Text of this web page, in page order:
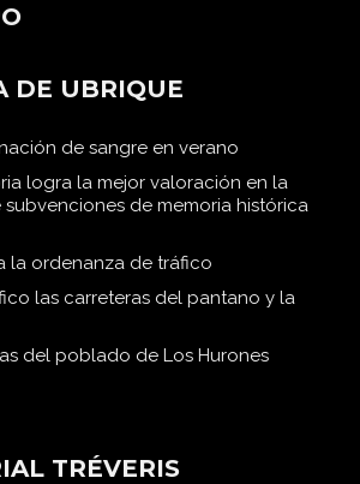
DE UBRIQUE
de sangre en verano
logra la mejor valoración en la
de memoria histórica
la ordenanza de tráfico
las carreteras del pantano y la
del poblado de Los Hurones
TRÉVERIS